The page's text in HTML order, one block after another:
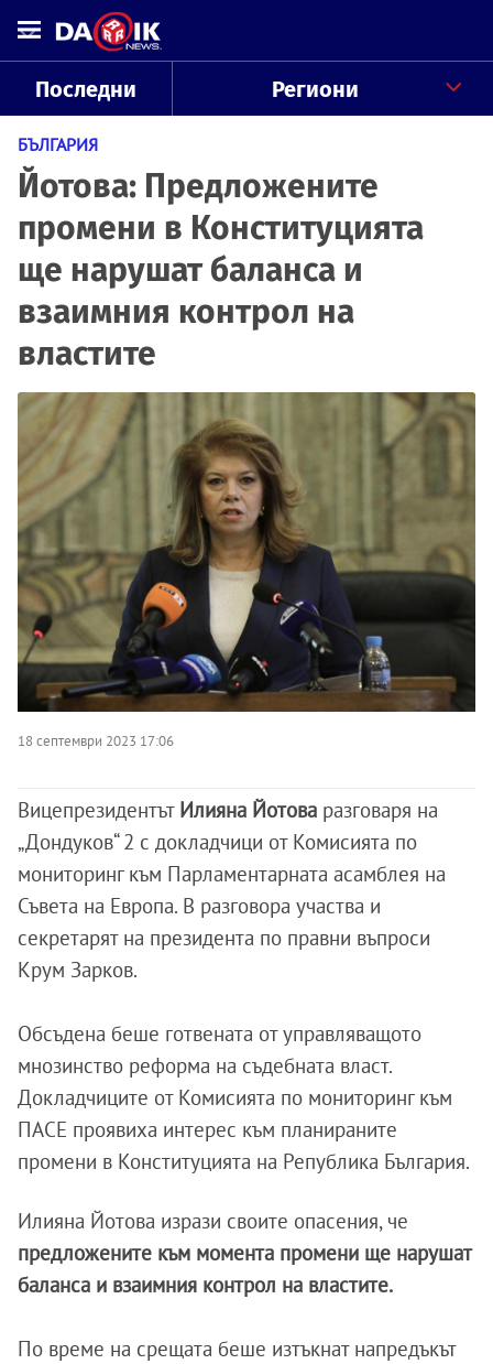
Последни Региони
БЪЛГАРИЯ
Йотова: Предложените
промени в Конституцията
ще нарушат баланса и
взаимния контрол на
властите
18 септември 2023 17:06
Вицепрезидентът Илияна Йотова разговаря на
„Дондуков“ 2 с докладчици от Комисията по
мониторинг към Парламентарната асамблея на
Съвета на Европа. В разговора участва и
секретарят на президента по правни въпроси
Крум Зарков.
Обсъдена беше готвената от управляващото
мнозинство реформа на съдебната власт.
Докладчиците от Комисията по мониторинг към
ПАСЕ проявиха интерес към планираните
промени в Конституцията на Република България.
Илияна Йотова изрази своите опасения, че
предложените към момента промени ще нарушат
баланса и взаимния контрол на властите.
По време на срещата беше изтъкнат напредъкът